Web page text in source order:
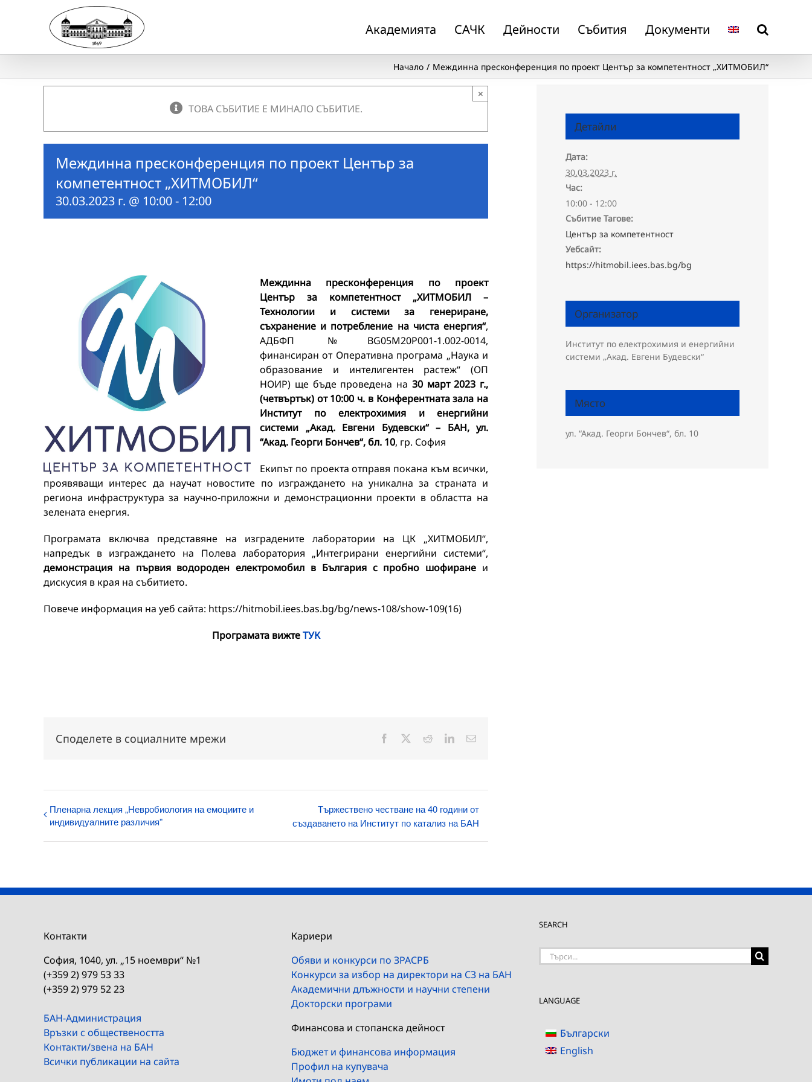
Академията САЧК Дейности Събития Документи
Начало Междинна пресконференция по проект Център за компетентност „ХИТМОБИЛ“
ТОВА СЪБИТИЕ Е МИНАЛО СЪБИТИЕ.
×
Междинна пресконференция по проект Център за
компетентност „ХИТМОБИЛ“
30.03.2023 г. @ 10:00- 12:00
Междинна пресконференция по проект
Център за компетентност „ХИТМОБИЛ –
Технологии и системи за генериране,
съхранение и потребление на чиста енергия“,
АДБФП № BG05M20P001-1.002-0014,
финансиран от Оперативна програма „Наука и
образование и интелигентен растеж“ (ОП
НОИР) ще бъде проведена на 30 март 2023 г.,
(четвъртък) от 10:00 ч. в Конферентната зала на
Институт по електрохимия и енергийни
системи „Акад. Евгени Будевски“ – БАН, ул.
“Акад. Георги Бончев“, бл. 10, гр. София
Екипът по проекта отправя покана към всички,
проявяващи интерес да научат новостите по изграждането на уникална за страната и
региона инфраструктура за научно-приложни и демонстрационни проекти в областта на
зелената енергия.
Програмата включва представяне на изградените лаборатории на ЦК „ХИТМОБИЛ“,
напредък в изграждането на Полева лаборатория „Интегрирани енергийни системи“,
демонстрация на първия водороден електромобил в България с пробно шофиране и
дискусия в края на събитието.
Повече информация на уеб сайта: https://hitmobil.iees.bas.bg/bg/news-108/show-109(16)
Програмата вижтеТУК
Споделете в социалните мрежи Facebook RedditLinkedInЕлектронна
Пленарна лекция „Невробиология на емоциите и
индивидуалните различия”
Тържествено честване на 40 години от
създаването на Институт по катализ на БАН
Детайли
Дата:
30.03.2023 г.
Час:
10:00 - 12:00
Събитие Тагове:
Център за компетентност
Уебсайт:
https://hitmobil.iees.bas.bg/bg
Организатор
Институт по електрохимия и енергийни
системи „Акад. Евгени Будевски“
Място
ул. “Акад. Георги Бончев“, бл. 10
Контакти
София, 1040, ул. „15 ноември“ №1
(+359 2) 979 53 33
(+359 2) 979 52 23
БАН-Администрация
Връзки с обществеността
Контакти/звена на БАН
Всички публикации на сайта
Кариери
Обяви и конкурси по ЗРАСРБ
Конкурси за избор на директори на СЗ на БАН
Академични длъжности и научни степени
Докторски програми
Финансова и стопанска дейност
Бюджет и финансова информация
Профил на купувача
SEARCH
Търсене
LANGUAGE
Български
English